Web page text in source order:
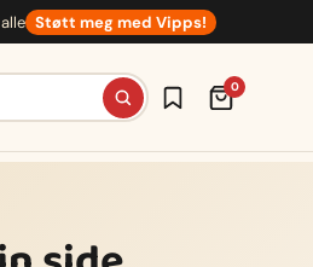
Støtt meg med Vipps!
0